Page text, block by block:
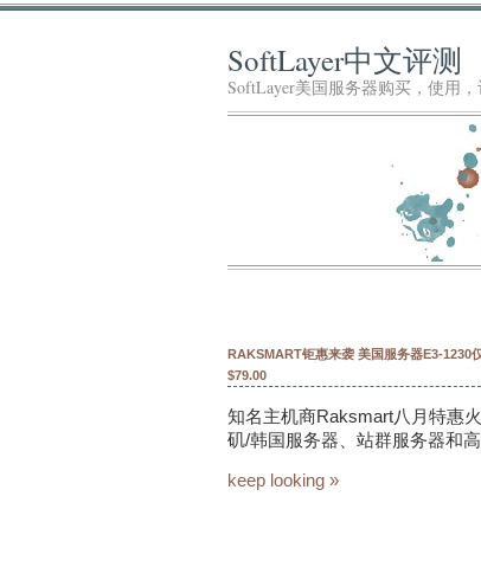
SoftLayer中文评测
SoftLayer美国服务器购买，使用，
RAKSMART钜惠来袭 美国服务器E3-1230
$79.00
知名主机商Raksmart八月特惠
矶/韩国服务器、站群服务器和
keep looking »